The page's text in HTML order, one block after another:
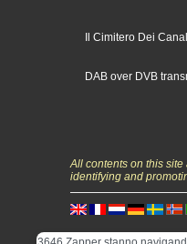
Il Cimitero Dei
DAB over DVB
All contents on this
identifying and